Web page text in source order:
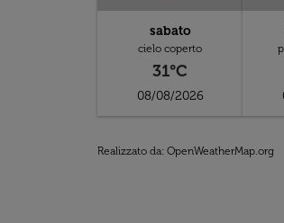
sabato
cielo coperto
31°C
08/08/2026
Realizzato da: OpenWeatherMap.org